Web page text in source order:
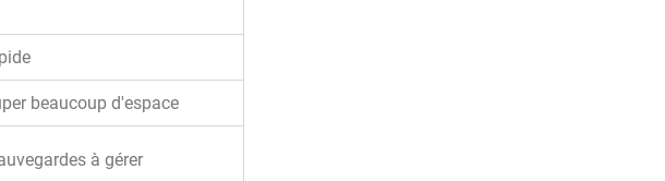
beaucoup d'espace
à gérer